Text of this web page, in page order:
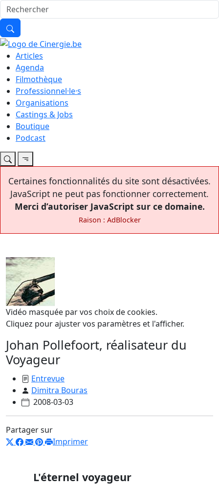
Articles
Agenda
Filmothèque
Professionnel·le·s
Organisations
Castings & Jobs
Boutique
Podcast
Certaines fonctionnalités du site sont désactivées.
JavaScript ne peut pas fonctionner correctement.
Merci d’autoriser JavaScript sur ce domaine.
Raison : AdBlocker
Vidéo masquée par vos choix de cookies.
Cliquez pour ajuster vos paramètres et l'afficher.
Johan Pollefoort, réalisateur du
Voyageur
Entrevue
Dimitra Bouras
2008-03-03
Partager sur
Imprimer
L'éternel voyageur